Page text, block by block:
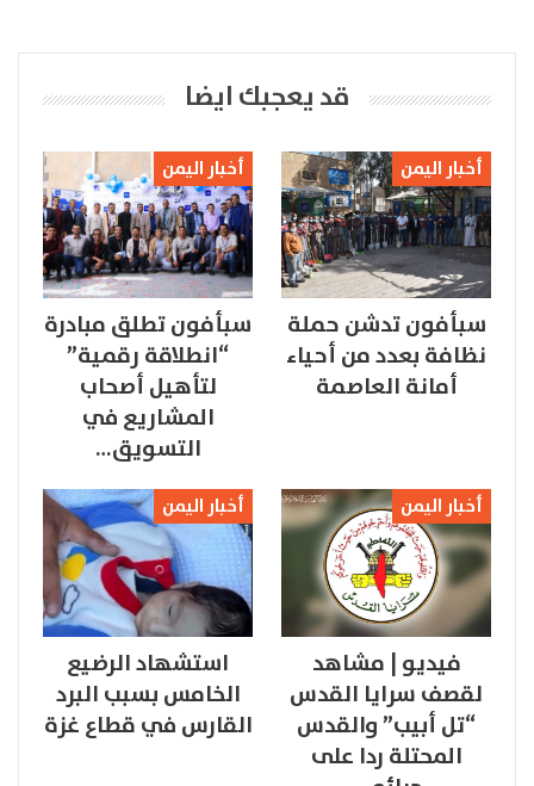
قد يعجبك ايضا
أخبار اليمن
سبأفون تدشن حملة
نظافة بعدد من أحياء
أمانة العاصمة
أخبار اليمن
سبأفون تطلق مبادرة
“انطلاقة رقمية”
لتأهيل أصحاب
المشاريع في
التسويق…
أخبار اليمن
فيديو | مشاهد
لقصف سرايا القدس
“تل أبيب” والقدس
المحتلة ردا على
أخبار اليمن
استشهاد الرضيع
الخامس بسبب البرد
القارس في قطاع غزة